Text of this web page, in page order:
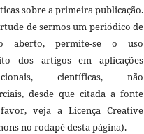
sobre a primeira publicação.
de sermos um periódico de
aberto, permite-se o uso
dos artigos em aplicações
científicas, não
desde que citada a fonte
veja a Licença Creative
no rodapé desta página).